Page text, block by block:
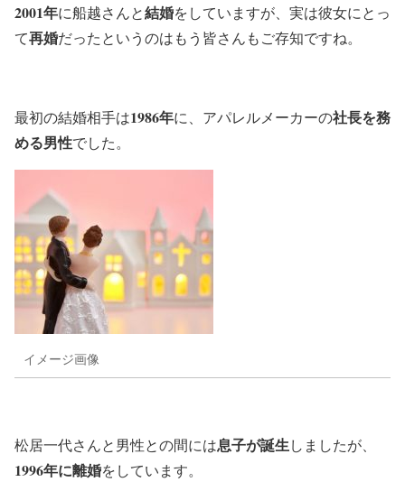
2001年に船越さんと結婚をしていますが、実は彼女にとっ
て再婚だったというのはもう皆さんもご存知ですね。
最初の結婚相手は1986年に、アパレルメーカーの社長を務
める男性でした。
イメージ画像
松居一代さんと男性との間には息子が誕生しましたが、
1996年に離婚をしています。